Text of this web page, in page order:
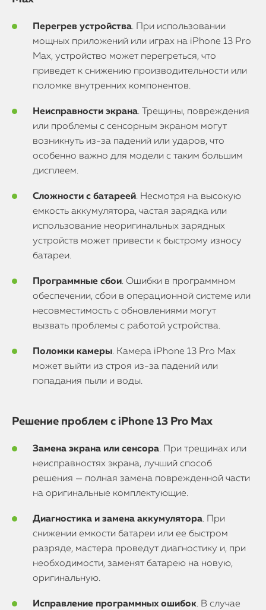
Перегрев устройства. При использовании
мощных приложений или играх на iPhone 13 Pro
Max, устройство может перегреться, что
приведет к снижению производительности или
поломке внутренних компонентов.
Неисправности экрана. Трещины, повреждения
или проблемы с сенсорным экраном могут
возникнуть из-за падений или ударов, что
особенно важно для модели с таким большим
дисплеем.
Сложности с батареей. Несмотря на высокую
емкость аккумулятора, частая зарядка или
использование неоригинальных зарядных
устройств может привести к быстрому износу
батареи.
Программные сбои. Ошибки в программном
обеспечении, сбои в операционной системе или
несовместимость с обновлениями могут
вызвать проблемы с работой устройства.
Поломки камеры. Камера iPhone 13 Pro Max
может выйти из строя из-за падений или
попадания пыли и воды.
Решение проблем с iPhone 13 Pro Max
Замена экрана или сенсора. При трещинах или
неисправностях экрана, лучший способ
решения — полная замена поврежденной части
на оригинальные комплектующие.
Диагностика и замена аккумулятора. При
снижении емкости батареи или ее быстром
разряде, мастера проведут диагностику и, при
необходимости, заменят батарею на новую,
оригинальную.
Исправление программных ошибок. В случае